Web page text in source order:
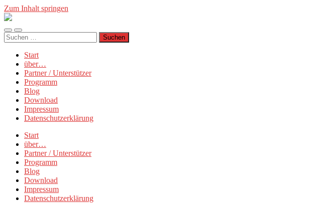
Zum Inhalt springen
Münchner
Mobile-
Menü
Suchfeld
ein-/ausblenden
Suchen
nach:
Start
über…
Partner / Unterstützer
Programm
Blog
Download
Impressum
Datenschutzerklärung
Start
über…
Partner / Unterstützer
Programm
Blog
Download
Impressum
Datenschutzerklärung